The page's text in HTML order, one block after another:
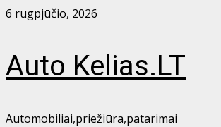
Skip
6 rugpjūčio, 2026
Auto Kelias.LT
Automobiliai,priežiūra,patarimai